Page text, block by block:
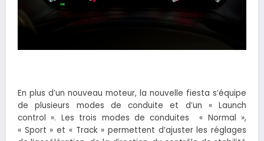
En plus d’un nouveau moteur, la nouvelle fiesta s’équipe
de plusieurs modes de conduite et d’un « Launch
control ». Les trois modes de conduites « Normal »,
« Sport » et « Track » permettent d’ajuster les réglages